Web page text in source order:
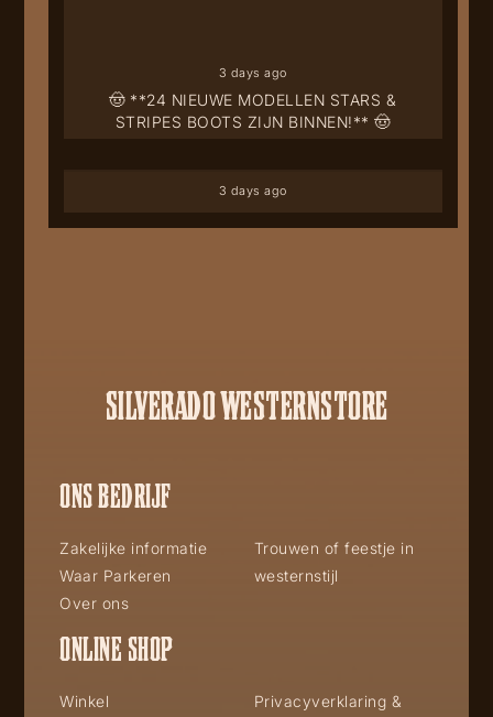
🤠 **24 NIEUWE MODELLEN STARS &
STRIPES BOOTS ZIJN BINNEN!** 🤠
3 days ago
3 days ago
SILVERADO WESTERNSTORE
ONS BEDRIJF
Zakelijke informatie
Waar Parkeren
Over ons
Trouwen of feestje in
westernstijl
ONLINE SHOP
Winkel
Privacyverklaring &